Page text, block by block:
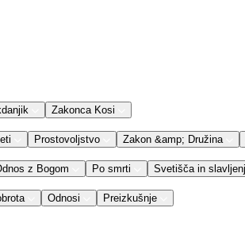
Zakonca Kosi
Prostovoljstvo Zakon &amp; Družina
z Bogom Po smrti Svetišča in
Odnosi Preizkušnje